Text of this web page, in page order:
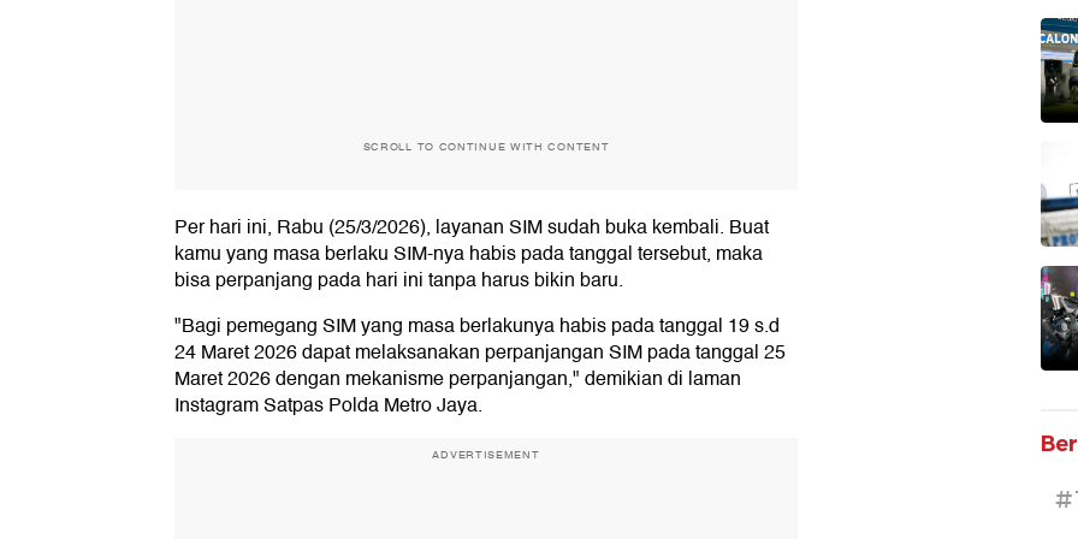
SCROLL TO CONTINUE WITH CONTENT
Per hari ini, Rabu (25/3/2026), layanan SIM sudah buka kembali. Buat
kamu yang masa berlaku SIM-nya habis pada tanggal tersebut, maka
bisa perpanjang pada hari ini tanpa harus bikin baru.
"Bagi pemegang SIM yang masa berlakunya habis pada tanggal 19 s.d
24 Maret 2026 dapat melaksanakan perpanjangan SIM pada tanggal 25
Maret 2026 dengan mekanisme perpanjangan," demikian di laman
Instagram Satpas Polda Metro Jaya.
ADVERTISEMENT